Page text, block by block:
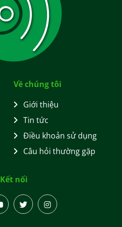
Về chúng tôi
Giới thiệu
Tin tức
Điều khoản sử dụng
Câu hỏi thường gặp
Kết nối